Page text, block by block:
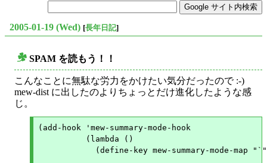
2005-01-19 (Wed) [長年日記]
SPAM を読もう！！
こんなことに無駄な労力をかけたい気分だったので :-)
mew-dist に出したのよりちょっとだけ進化したような感
じ。
(add-hook 'mew-summary-mode-hook